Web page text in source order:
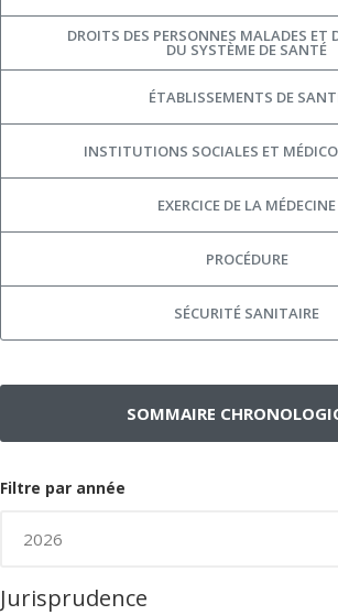
DROITS DES PERSONNES MALADES ET
DU SYSTÈME DE SANTÉ
ÉTABLISSEMENTS DE
INSTITUTIONS SOCIALES ET
EXERCICE DE LA MÉDECINE
PROCÉDURE
SÉCURITÉ SANITAIRE
SOMMAIRE
Filtre par année
Jurisprudence